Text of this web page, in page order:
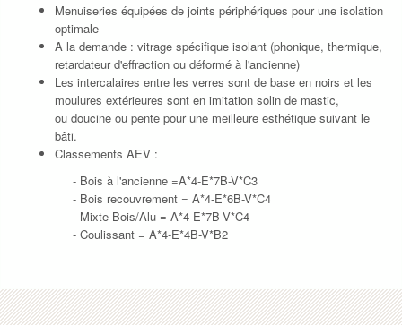
Menuiseries équipées de joints périphériques pour une isolation
optimale
A la demande : vitrage spécifique isolant (phonique, thermique,
retardateur d'effraction ou déformé à l'ancienne)
Les intercalaires entre les verres sont de base en noirs et les
moulures extérieures sont en imitation solin de mastic,
ou doucine ou pente pour une meilleure esthétique suivant le
bâti.
Classements AEV :
- Bois à l'ancienne =A*4-E*7B-V*C3
- Bois recouvrement = A*4-E*6B-V*C4
- Mixte Bois/Alu = A*4-E*7B-V*C4
- Coulissant = A*4-E*4B-V*B2